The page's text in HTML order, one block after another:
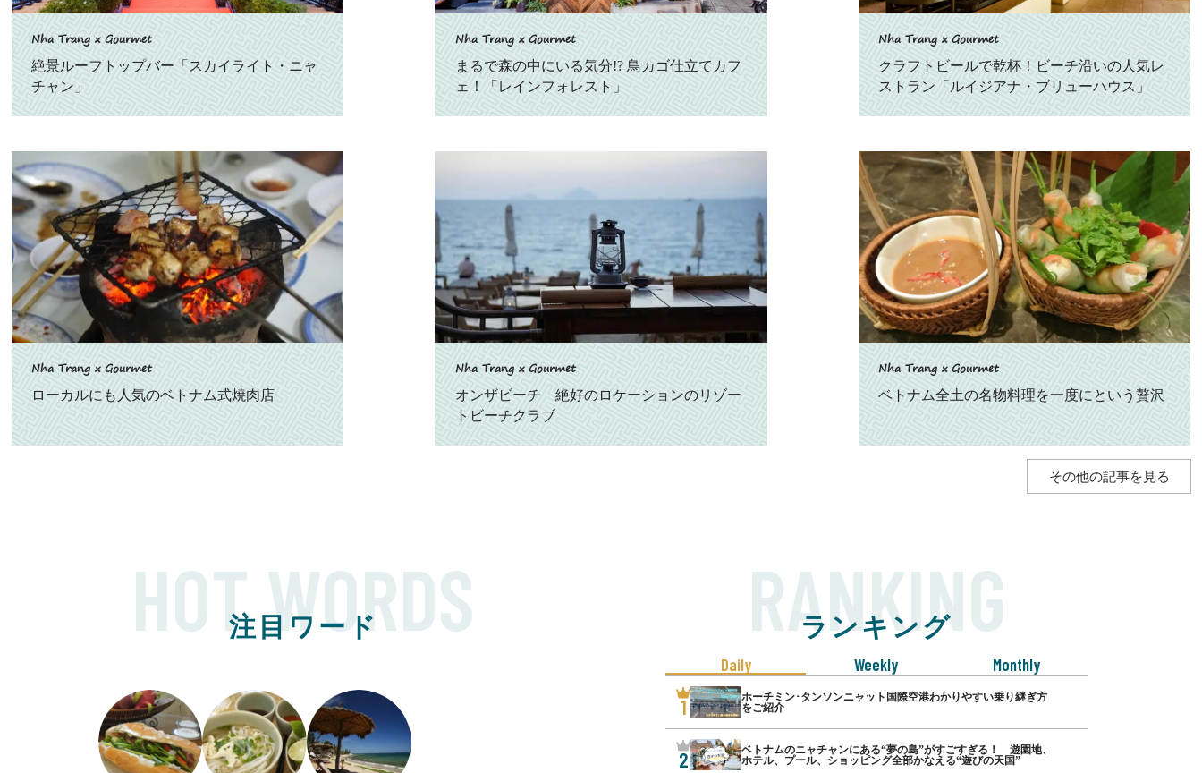
Nha Trang x Gourmet
絶景ルーフトップバー「スカイライト・ニャ
チャン」
Nha Trang x Gourmet
まるで森の中にいる気分!? 鳥カゴ仕立てカフ
ェ！「レインフォレスト」
Nha Trang x Gourmet
クラフトビールで乾杯！ビーチ沿いの人気レ
ストラン「ルイジアナ・ブリューハウス」
Nha Trang x Gourmet
ローカルにも人気のベトナム式焼肉店
Nha Trang x Gourmet
オンザビーチ 絶好のロケーションのリゾー
トビーチクラブ
Nha Trang x Gourmet
ベトナム全土の名物料理を一度にという贅沢
その他の記事を見る
HOT WORDS
注目ワード RANKING
ランキング
Daily Weekly Monthly
1
ホーチミン･タンソンニャット国際空港わかりやすい乗り継ぎ方
をご紹介
2
ベトナムのニャチャンにある“夢の島”がすごすぎる！ 遊園地、
ホテル、プール、ショッピング全部かなえる“遊びの天国”